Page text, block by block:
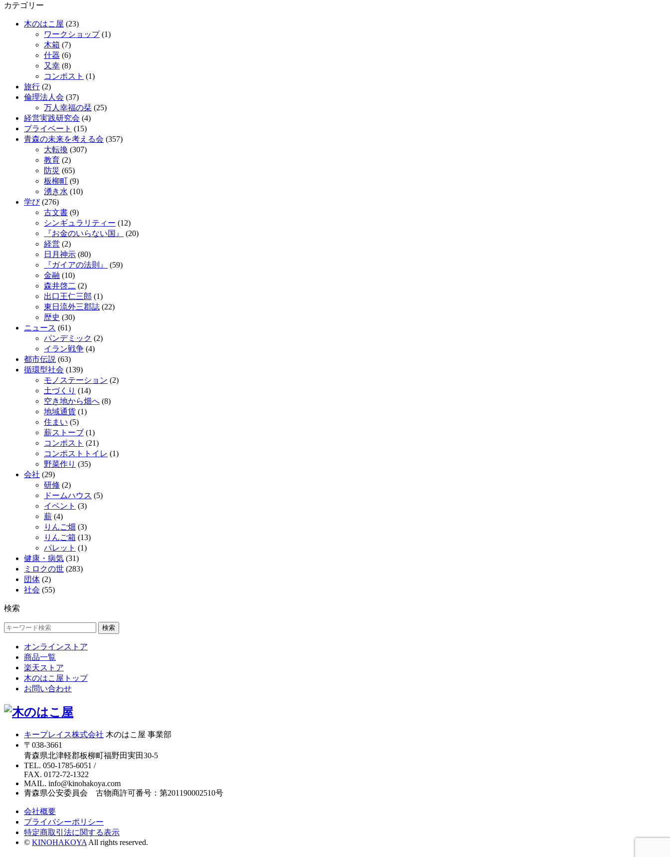
カテゴリー
木のはこ屋 (23)
ワークショップ(1)
木箱 (7)
什器 (6)
又幸 (8)
コンポスト (1)
旅行 (2)
倫理法人会 (37)
万人幸福の栞 (25)
経営実践研究会 (4)
プライベート (15)
青森の未来を考える会 (357)
大転換 (307)
教育 (2)
防災 (65)
板柳町 (9)
湧き水 (10)
学び(276)
古文書 (9)
シンギュラリティー (12)
『お金のいらない国』
(20)
経営 (2)
日月神示 (80)
『ガイアの法則』
(59)
金融 (10)
森井啓二 (2)
出口王仁三郎 (1)
東日流外三郡誌 (22)
歴史 (30)
ニュース (61)
パンデミック (2)
イラン戦争 (4)
都市伝説 (63)
循環型社会 (139)
モノステーション (2)
土づくり (14)
空き地から畑へ (8)
地域通貨 (1)
住まい (5)
薪ストーブ (1)
コンポスト (21)
コンポストトイレ (1)
野菜作り (35)
会社 (29)
研修 (2)
ドームハウス (5)
イベント (3)
薪 (4)
りんご畑 (3)
りんご箱 (13)
パレット (1)
健康・病気 (31)
ミロクの世 (283)
団体 (2)
社会 (55)
検索
検索
オンラインストア
商品一覧
楽天ストア
木のはこ屋トップ
お問い合わせ
キープレイス株式会社 木のはこ屋 事業部
〒038-3661
青森県北津軽郡板柳町福野田実田30-5
TEL. 050-1785-6051 /
FAX. 0172-72-1322
MAIL. info@kinohakoya.com
青森県公安委員会 古物商許可番号：第201190002510号
会社概要
プライバシーポリシー
特定商取引法に関する表示
© KINOHAKOYAAll rights reserved.